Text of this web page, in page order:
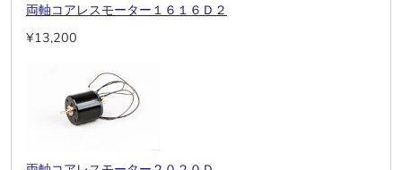
両軸コアレスモーター１６１６Ｄ２
¥13,200